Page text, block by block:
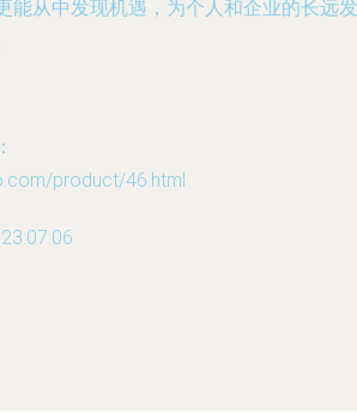
能从中发现机遇，为个人和企业的长远发
product/46.html